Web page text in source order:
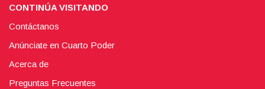
CONTINÚA VISITANDO
Contáctanos
Anúnciate en Cuarto Poder
Acerca de
Preguntas Frecuentes